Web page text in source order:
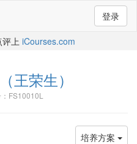
登录
上 iCourses.com
（王荣生）
FS10010L
培养方案